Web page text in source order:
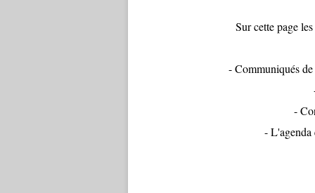
Sur cette page
- Communiqués de
-
- L'agenda